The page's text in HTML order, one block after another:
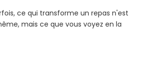
ce qui transforme un repas n'est
mais ce que vous voyez en la